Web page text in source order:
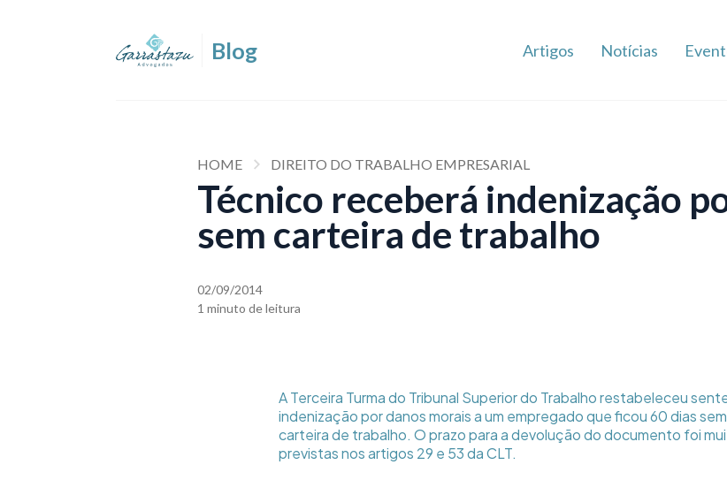
Artigos Notícias
HOME DIREITO DO TRABALHO EMPRESARIAL
Técnico receberá indenização
sem carteira de trabalho
02/09/2014
1 minuto de leitura
A Terceira Turma do Tribunal Superior do Trabalho restabeleceu
indenização por danos morais a um empregado que ficou 60 dias
carteira de trabalho. O prazo para a devolução do documento foi
previstas nos artigos 29 e 53 da CLT.